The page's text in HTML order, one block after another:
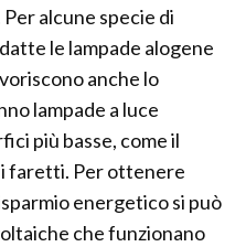
alcune specie di
le lampade alogene
anche lo
lampade a luce
più basse, come il
faretti. Per ottenere
energetico si può
che funzionano